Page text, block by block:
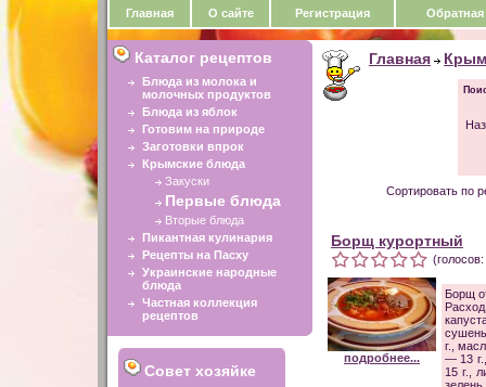
Главная О сайте Регистрация Обратная
Каталог рецептов
Блюда из молока и
молочных продуктов
Блюда из яблок
Готовим на природе
Заготовки впрок
Крымские блюда
Закуски
Первые блюда
Вторые блюда
Пикантная кулинария
Рецепты на Пасху
Украинские народные
блюда
Частная коллекция
рецептов
Совет хозяйке
Главная
Сортировать по
Борщ курортный
подробнее...
Борщ
г.,
— 13
15 г.,